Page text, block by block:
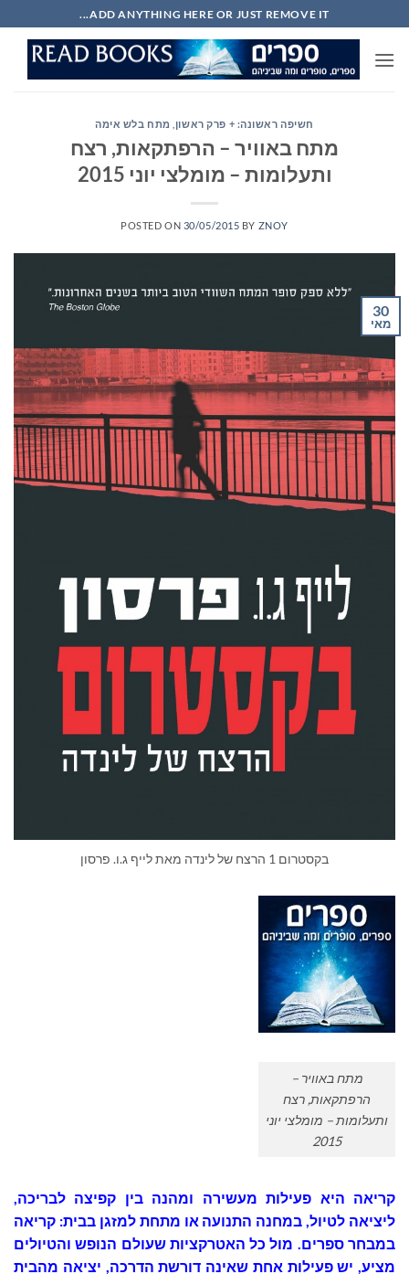
to
content
ADD ANYTHING HERE OR JUST REMOVE IT...
חשיפה ראשונה: + פרק ראשון מתח בלש אימה
מתח באוויר – הרפתקאות, רצח
ותעלומות – מומלצי יוני 2015
POSTED ON 30/05/2015 BY ZNOY
30
מאי
בקסטרום 1 הרצח של לינדה מאת לייף ג.ו. פרסון
מתח באוויר –
הרפתקאות, רצח
ותעלומות – מומלצי יוני
2015
קריאה היא פעילות מעשירה ומהנה בין קפיצה לבריכה,
ליציאה לטיול, במחנה התנועה או מתחת למזגן בבית: קריאה
במבחר ספרים. מול כל האטרקציות שעולם הנופש והטיולים
מציע, יש פעילות אחת שאינה דורשת הדרכה, יציאה מהבית